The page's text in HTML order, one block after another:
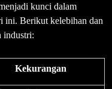
kunci dalam
ini. Berikut kelebihan dan
industri:
Kekurangan